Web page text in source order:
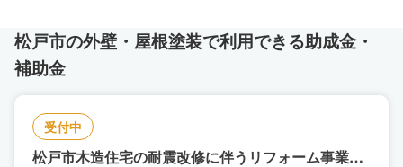
松戸市の外壁・屋根塗装で利用できる助成金・
補助金
受付中
松戸市木造住宅の耐震改修に伴うリフォーム事業補